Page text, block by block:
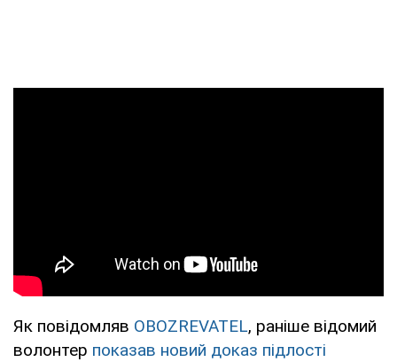
Як повідомляв OBOZREVATEL, раніше відомий
волонтер показав новий доказ підлості